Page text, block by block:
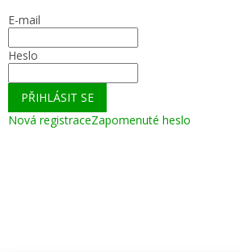
E-mail
Heslo
PŘIHLÁSIT SE
Nová registraceZapomenuté heslo